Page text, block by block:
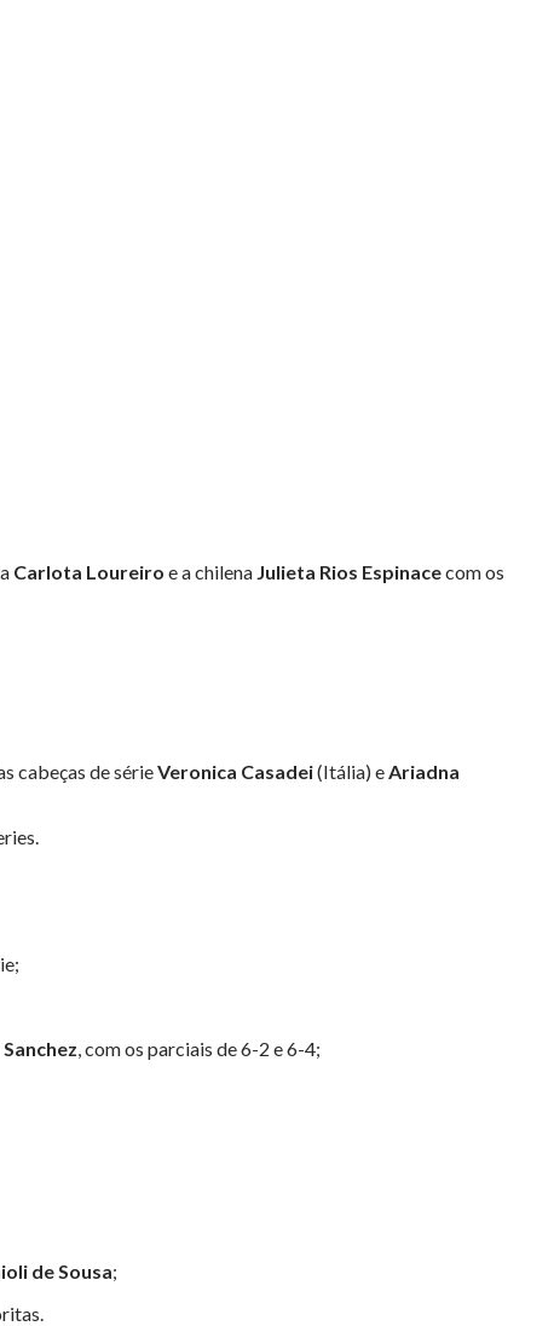
Carlota Loureiro e a chilena Julieta Rios Espinacecom os
cabeças de sérieVeronica Casadei(Itália) eAriadna
, com os parciais de 6-2 e 6-4;
de Sousa;